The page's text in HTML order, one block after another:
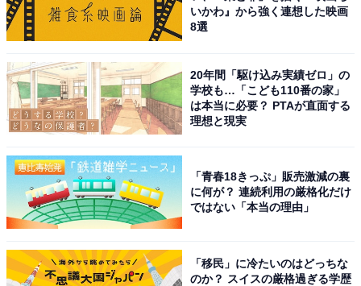
pic.twitter.com/FiKfHnngaX
(@Nekoyanagi_Line)August 30, 2024
1位には、 シンガーソングライターの椎名林檎さんが選
ばれました。2023年の『紅白歌合戦』にも出場した椎名
さんは、2024年で9回目となる出場。2023年はシックな
ジャケットとスーツにサングラスを合わせた衣装で、一
夜限りのスペシャル・メドレーを披露しました。奇抜な
衣装と独特の世界観漂うパフォーマンスに定評のある椎
名さんが、どんなパフォーマンスを披露するのか、楽し
みにしている回答者は多いようです。
いかわ』から強く連想した映画
8選
20年間「駆け込み実績ゼロ」の
学校も…「こども110番の家」
は本当に必要？ PTAが直面する
理想と現実
「青春18きっぷ」販売激減の裏
に何が？ 連続利用の厳格化だけ
ではない「本当の理由」
「移民」に冷たいのはどっちな
のか？ スイスの厳格過ぎる学歴